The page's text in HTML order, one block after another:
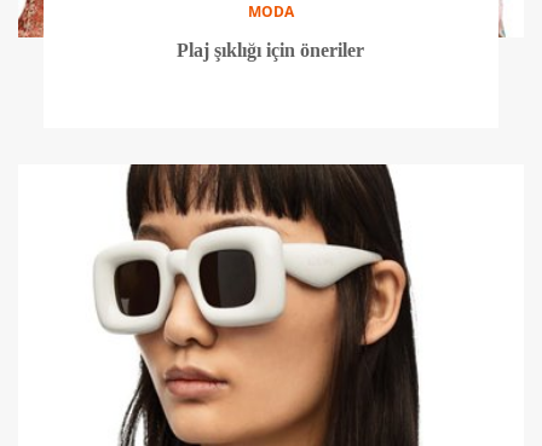
MODA
Plaj şıklığı için öneriler